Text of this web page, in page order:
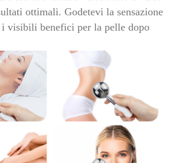
ottimali. Godetevi la sensazione
i visibili benefici per la pelle dopo